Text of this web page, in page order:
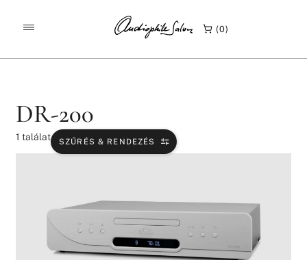
0
KEZDŐLAP TERMÉKEK / DR-200
DR-200
1 találat SZŰRÉS & RENDEZÉS